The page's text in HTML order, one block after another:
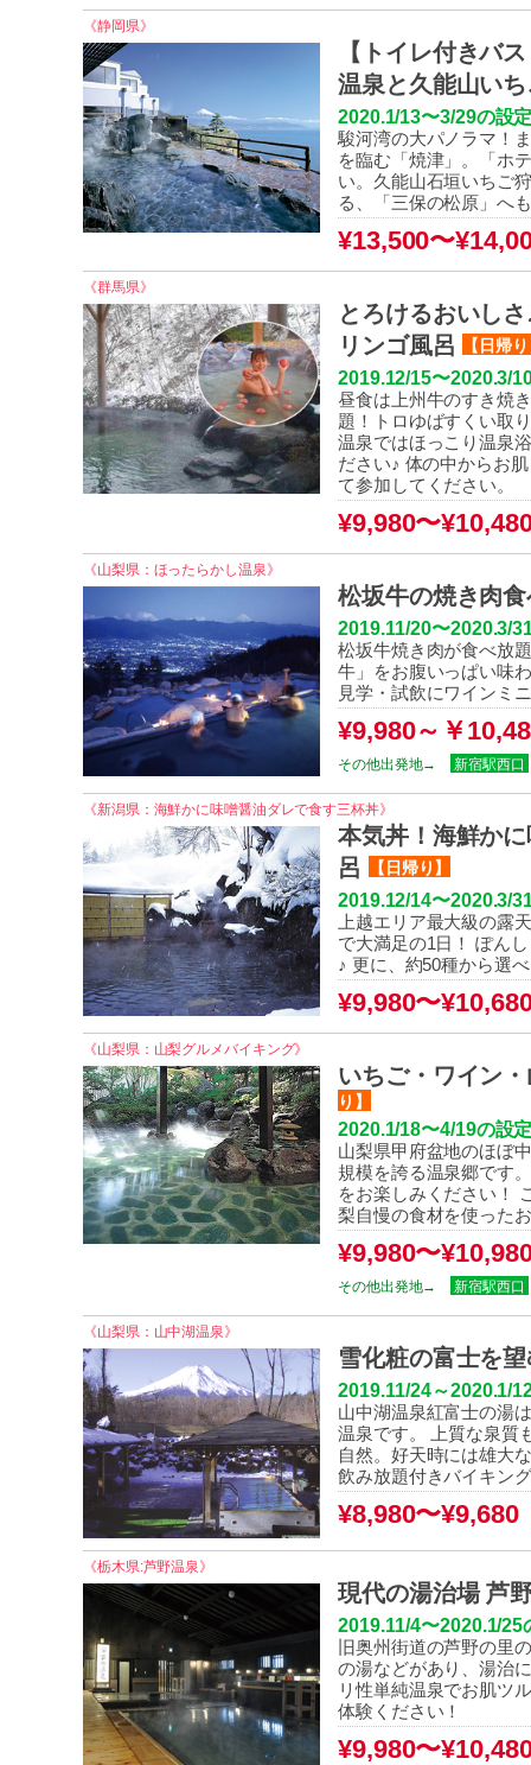
《静岡県》
【トイレ付きバ
温泉と久能山い
2020.1/13〜3/29の設
駿河湾の大パノラマ！
を臨む「焼津」。「ホ
い。久能山石垣いちご
る、「三保の松原」へ
¥13,500〜
《群馬県》
とろけるおいし
リンゴ風呂
【日帰
2019.12/15〜2020.3/
昼食は上州牛のすき焼
題！トロゆばすくい取
温泉ではほっこり温泉
ださい♪ 体の中からお
て参加してください。
¥9,980〜
《山梨県：ほったらかし温泉》
松坂牛の焼き肉
2019.11/20〜2020.3/
松坂牛焼き肉が食べ放
牛」をお腹いっぱい味
見学・試飲にワインミ
¥9,980～￥
その他出発地→ 新宿駅西口
《新潟県：海鮮かに味噌醤油ダレで食す三杯丼》
本気丼！海鮮か
呂
【日帰り】
2019.12/14〜2020.3/
上越エリア最大級の露
で大満足の1日！ ぽん
♪ 更に、約50種から選
¥9,980〜
《山梨県：山梨グルメバイキング》
いちご・ワイン
り】
2020.1/18〜4/19の設
山梨県甲府盆地のほぼ
規模を誇る温泉郷です
をお楽しみください！
梨自慢の食材を使った
¥9,980〜
その他出発地→ 新宿駅西口
《山梨県：山中湖温泉》
雪化粧の富士を
2019.11/24～2020.1/
山中湖温泉紅富士の湯
温泉です。 上質な泉質
自然。好天時には雄大
飲み放題付きバイキン
¥8,980〜¥9,680
《栃木県:芦野温泉》
現代の湯治場 芦
2019.11/4〜2020.1/25
旧奥州街道の芦野の里
の湯などがあり、湯治
リ性単純温泉でお肌ツ
体験ください！
¥9,980〜